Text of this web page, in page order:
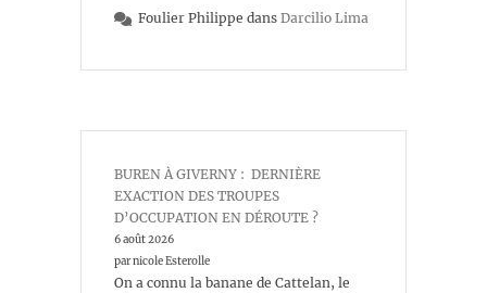
Foulier Philippe dans Darcilio Lima
BUREN À GIVERNY : DERNIÈRE
EXACTION DES TROUPES
D’OCCUPATION EN DÉROUTE ?
6 août 2026
par nicole Esterolle
On a connu la banane de Cattelan, le